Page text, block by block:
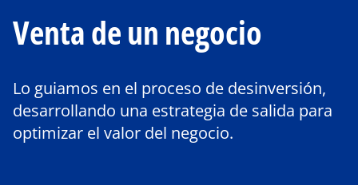
Venta de un negocio
Lo guiamos en el proceso de desinversión,
desarrollando una estrategia de salida para
optimizar el valor del negocio.